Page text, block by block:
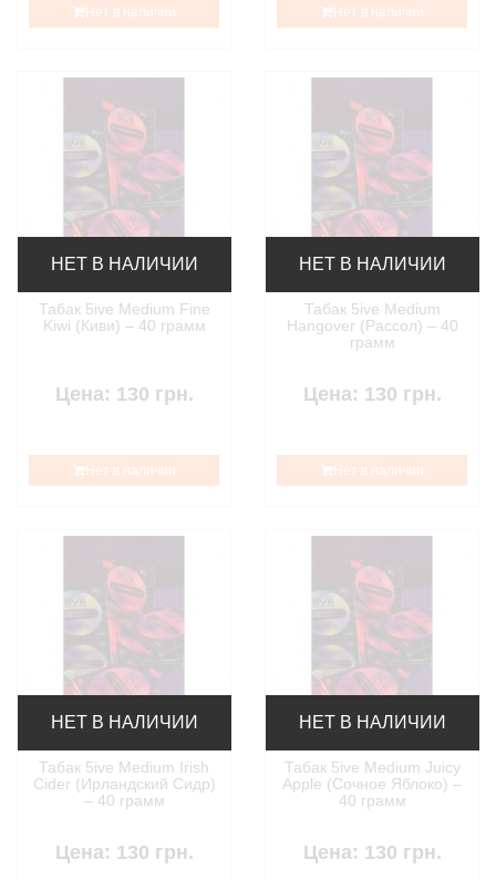
Нет в наличии Нет в наличии
НЕТ В НАЛИЧИИ
Табак 5ive Medium Fine
Kiwi (Киви) – 40 грамм
Цена: 130 грн.
Нет в наличии
НЕТ В НАЛИЧИИ
Табак 5ive Medium
Hangover (Рассол) – 40
грамм
Цена: 130 грн.
Нет в наличии
НЕТ В НАЛИЧИИ
Табак 5ive Medium Irish
Cider (Ирландский Сидр)
– 40 грамм
Цена: 130 грн.
НЕТ В НАЛИЧИИ
Табак 5ive Medium Juicy
Apple (Сочное Яблоко) –
40 грамм
Цена: 130 грн.